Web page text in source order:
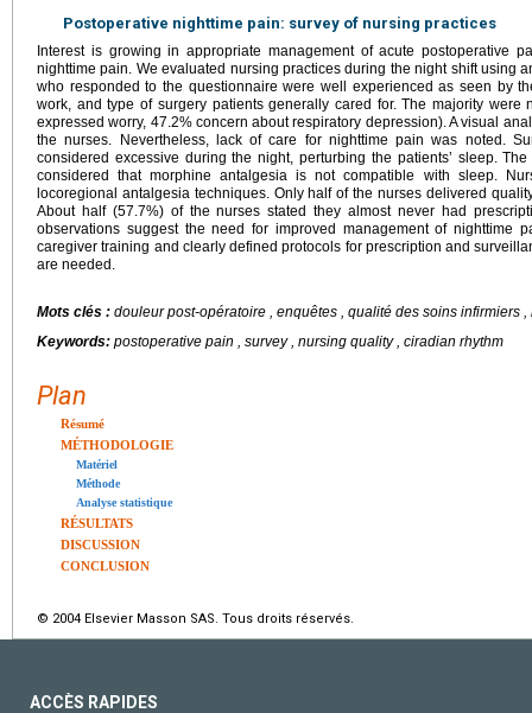
Postoperative nighttime pain: survey of nursing practices
Interest is growing in appropriate management of acute postoperative
nighttime pain. We evaluated nursing practices during the night shift using
who responded to the questionnaire were well experienced as seen by
work, and type of surgery patients generally cared for. The majority were
expressed worry, 47.2% concern about respiratory depression). A visual
the nurses. Nevertheless, lack of care for nighttime pain was noted.
considered excessive during the night, perturbing the patients’ sleep.
considered that morphine antalgesia is not compatible with sleep.
locoregional antalgesia techniques. Only half of the nurses delivered
About half (57.7%) of the nurses stated they almost never had
observations suggest the need for improved management of nighttime
caregiver training and clearly defined protocols for prescription and
are needed.
Mots clés : douleur post-opératoire , enquêtes , qualité des soins infirmiers
Keywords: postoperative pain , survey , nursing quality , ciradian rhythm
Plan
Résumé
MÉTHODOLOGIE
Matériel
Méthode
Analyse statistique
RÉSULTATS
DISCUSSION
CONCLUSION
© 2004 Elsevier Masson SAS. Tous droits réservés.
ACCÈS RAPIDES